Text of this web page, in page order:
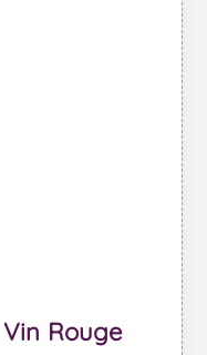
Rouge